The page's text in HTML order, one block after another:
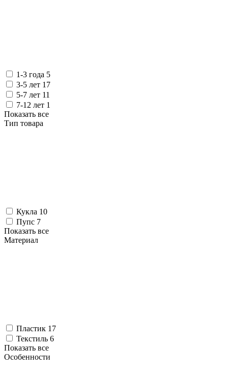
1-3 года 5
3-5 лет 17
5-7 лет 11
7-12 лет 1
Показать все
Тип товара
Кукла 10
Пупс 7
Показать все
Материал
Пластик 17
Текстиль 6
Показать все
Особенности